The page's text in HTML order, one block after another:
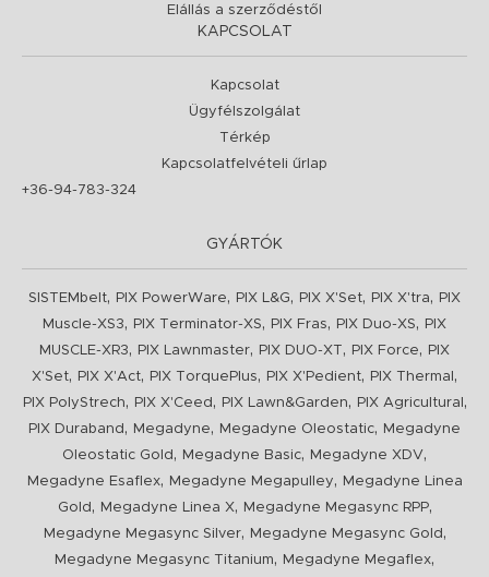
Elállás a szerződéstől
KAPCSOLAT
Kapcsolat
Ügyfélszolgálat
Térkép
Kapcsolatfelvételi űrlap
+36-94-783-324
GYÁRTÓK
SISTEMbelt, PIX PowerWare, PIX L&G, PIX X'Set, PIX X'tra,
PIX
Muscle-XS3, PIX Terminator-XS, PIX Fras, PIX Duo-XS,
PIX
MUSCLE-XR3, PIX Lawnmaster, PIX DUO-XT , PIX Force,
PIX
X'Set, PIX X'Act, PIX TorquePlus, PIX X'Pedient, PIX Thermal ,
PIX PolyStrech, PIX X'Ceed , PIX Lawn&Garden, PIX Agricultural ,
PIX Duraband , Megadyne, Megadyne Oleostatic,
Megadyne
Oleostatic Gold , Megadyne Basic, Megadyne XDV,
Megadyne Esaflex, Megadyne Megapulley,
Megadyne Linea
Gold , Megadyne Linea X, Megadyne Megasync RPP,
Megadyne Megasync Silver, Megadyne Megasync Gold ,
Megadyne Megasync Titanium, Megadyne Megaflex,